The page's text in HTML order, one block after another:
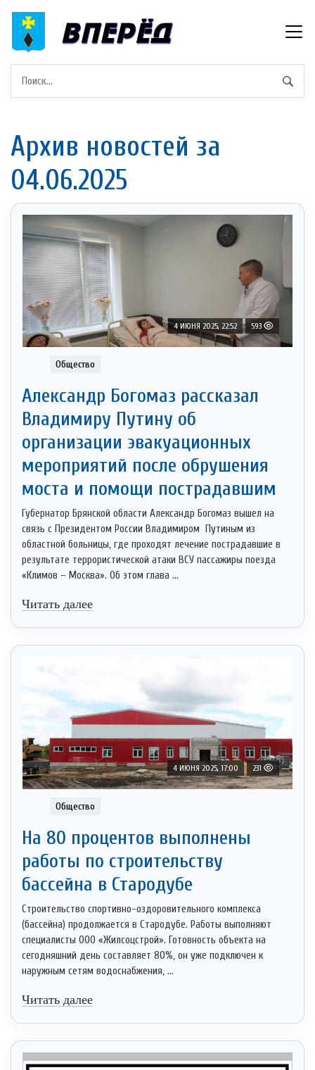
Архив новостей за
04.06.2025
4 ИЮНЯ 2025, 22:52 593
Общество
Александр Богомаз рассказал
Владимиру Путину об
организации эвакуационных
мероприятий после обрушения
моста и помощи пострадавшим
Губернатор Брянской области Александр Богомаз вышел на
связь с Президентом России Владимиром Путиным из
областной больницы, где проходят лечение пострадавшие в
результате террористической атаки ВСУ пассажиры поезда
«Климов – Москва». Об этом глава ...
Читать далее
4 ИЮНЯ 2025, 17:00 231
Общество
На 80 процентов выполнены
работы по строительству
бассейна в Стародубе
Строительство спортивно-оздоровительного комплекса
(бассейна) продолжается в Стародубе. Работы выполняют
специалисты ООО «Жилсоцстрой». Готовность объекта на
сегодняшний день составляет 80%, он уже подключен к
наружным сетям водоснабжения, ...
Читать далее